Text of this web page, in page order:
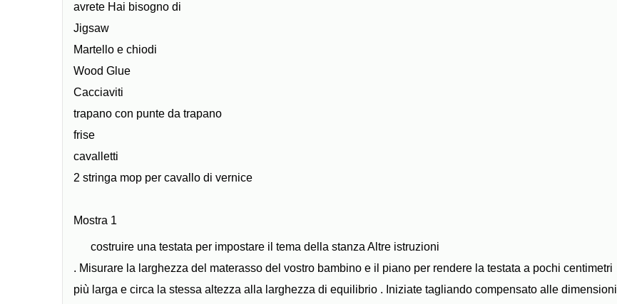
avrete Hai bisogno di
Jigsaw
Martello e chiodi
Wood Glue
Cacciaviti
trapano con punte da trapano
frise
cavalletti
2 stringa mop per cavallo di vernice
Mostra 1
costruire una testata per impostare il tema della stanza Altre istruzioni
. Misurare la larghezza del materasso del vostro bambino e il piano per rendere la testata a pochi centimetri
più larga e circa la stessa altezza alla larghezza di equilibrio . Iniziate tagliando compensato alle dimensioni